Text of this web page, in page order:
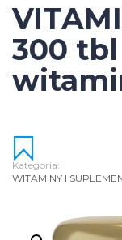
300
Kategoria:
WITAMINY I